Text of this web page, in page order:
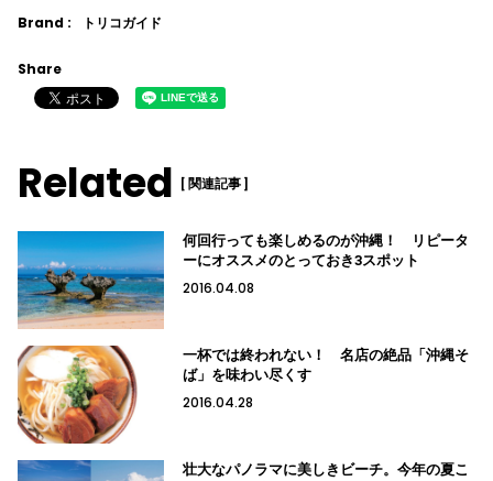
Brand : トリコガイド
Share
Related [ 関連記事 ]
何回行っても楽しめるのが沖縄！ リピータ
ーにオススメのとっておき3スポット
2016.04.08
一杯では終われない！ 名店の絶品「沖縄そ
ば」を味わい尽くす
2016.04.28
壮大なパノラマに美しきビーチ。今年の夏こ